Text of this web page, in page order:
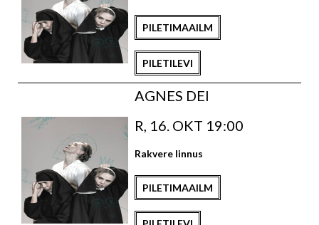
PILETIMAAILM
PILETILEVI
AGNES DEI
R, 16. OKT 19:00
Rakvere linnus
PILETIMAAILM